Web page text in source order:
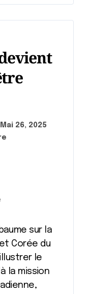
Mai 26, 2025
sur la
Corée du
le
la mission